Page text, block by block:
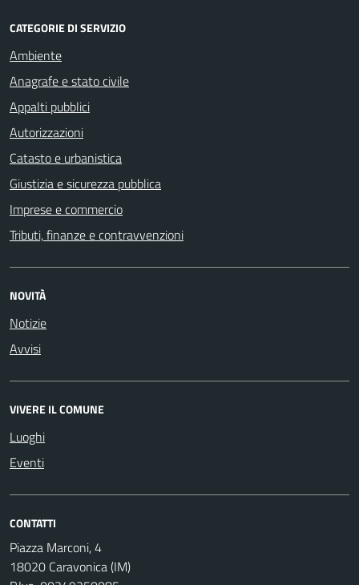
CATEGORIE DI SERVIZIO
Ambiente
Anagrafe e stato civile
Appalti pubblici
Autorizzazioni
Catasto e urbanistica
Giustizia e sicurezza pubblica
Imprese e commercio
Tributi, finanze e contravvenzioni
NOVITÀ
Notizie
Avvisi
VIVERE IL COMUNE
Luoghi
Eventi
CONTATTI
Piazza Marconi, 4
18020 Caravonica (IM)